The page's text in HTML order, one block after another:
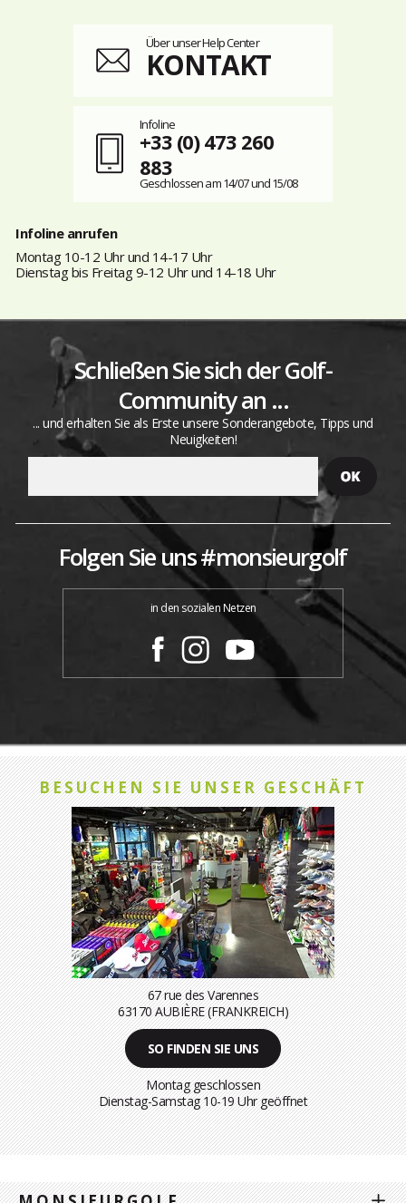
Über unser Help Center
KONTAKT
Infoline
+33 (0) 473 260
883
Geschlossen am 14/07 und 15/08
Infoline anrufen
Montag 10-12 Uhr und 14-17 Uhr
Dienstag bis Freitag 9-12 Uhr und 14-18 Uhr
Schließen Sie sich der Golf-
Community an ...
... und erhalten Sie als Erste unsere Sonderangebote, Tipps und
Neuigkeiten!
Folgen Sie uns #monsieurgolf
in den sozialen Netzen
BESUCHEN SIE UNSER GESCHÄFT
67 rue des Varennes
63170 AUBIÈRE (FRANKREICH)
SO FINDEN SIE UNS
Montag geschlossen
Dienstag-Samstag 10-19 Uhr geöffnet